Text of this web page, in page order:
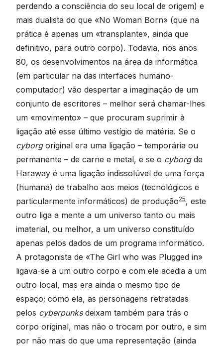
perdendo a consciência do seu local de origem) e
mais dualista do que «No Woman Born» (que na
prática é apenas um «transplante», ainda que
definitivo, para outro corpo). Todavia, nos anos
80, os desenvolvimentos na área da informática
(em particular na das interfaces humano-
computador) vão despertar a imaginação de um
conjunto de escritores – melhor será chamar-lhes
um «movimento» – que procuram suprimir à
ligação até esse último vestígio de matéria. Se o
cyborgoriginal era uma ligação – temporária ou
permanente – de carne e metal, e se o cyborgde
Haraway é uma ligação indissolúvel de uma força
(humana) de trabalho aos meios (tecnológicos e
particularmente informáticos) de produção25, este
outro liga a mente a um universo tanto ou mais
imaterial, ou melhor, a um universo constituído
apenas pelos dados de um programa informático.
A protagonista de «The Girl who was Plugged in»
ligava-se a um outro corpo e com ele acedia a um
outro local, mas era ainda o mesmo tipo de
espaço; como ela, as personagens retratadas
pelos cyberpunksdeixam também para trás o
corpo original, mas não o trocam por outro, e sim
por não mais do que uma representação (ainda